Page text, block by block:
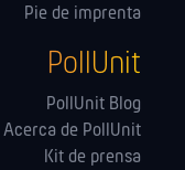
Pie de imprenta
PollUnit
PollUnit Blog
Acerca de PollUnit
Kit de prensa